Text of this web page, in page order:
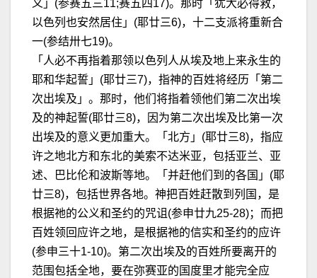
义」(参赛五三11;赛五四17)。那时「犹大必得救，
以色列也安然居住」(耶廿三6)，十二支派将重新合
一(参结卅七19)。
「人必不再指着那领以色列人从埃及地上来永生的
耶和华起誓」(耶廿三7)，指神的百姓将经历「第二
次出埃及」。那时，他们将指着领他们第二次出埃
及的神起誓(耶廿三8)，因为第二次出埃及比第一次
出埃及的意义更加重大。「北方」(耶廿三8)，指应
许之地北方和东北的美索不达米亚，包括亚兰、亚
述、巴比伦和波斯等地。「并赶他们到的各国」(耶
廿三8)，包括世界各地。神把百姓赶散到列国，是
根据祂的公义和圣约的咒诅(参申廿九25-28)；而把
百姓领回应许之地，是根据祂的信实和圣约的应许
(参申三十1-10)。第二次出埃及的百姓所要离开的
范围包括全地，要在弥赛亚的国度里才能完全应